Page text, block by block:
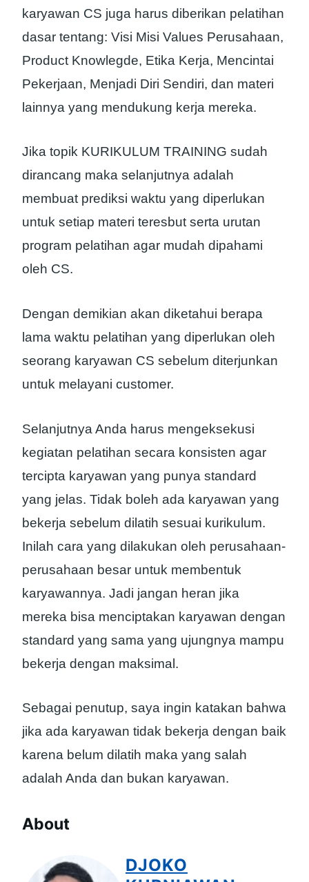
karyawan CS juga harus diberikan pelatihan
dasar tentang: Visi Misi Values Perusahaan,
Product Knowlegde, Etika Kerja, Mencintai
Pekerjaan, Menjadi Diri Sendiri, dan materi
lainnya yang mendukung kerja mereka.
Jika topik KURIKULUM TRAINING sudah
dirancang maka selanjutnya adalah
membuat prediksi waktu yang diperlukan
untuk setiap materi teresbut serta urutan
program pelatihan agar mudah dipahami
oleh CS.
Dengan demikian akan diketahui berapa
lama waktu pelatihan yang diperlukan oleh
seorang karyawan CS sebelum diterjunkan
untuk melayani customer.
Selanjutnya Anda harus mengeksekusi
kegiatan pelatihan secara konsisten agar
tercipta karyawan yang punya standard
yang jelas. Tidak boleh ada karyawan yang
bekerja sebelum dilatih sesuai kurikulum.
Inilah cara yang dilakukan oleh perusahaan-
perusahaan besar untuk membentuk
karyawannya. Jadi jangan heran jika
mereka bisa menciptakan karyawan dengan
standard yang sama yang ujungnya mampu
bekerja dengan maksimal.
Sebagai penutup, saya ingin katakan bahwa
jika ada karyawan tidak bekerja dengan baik
karena belum dilatih maka yang salah
adalah Anda dan bukan karyawan.
About
DJOKO